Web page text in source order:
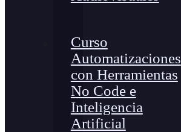
Curso
Automatizaciones
con Herramientas
No Code e
Inteligencia
Artificial